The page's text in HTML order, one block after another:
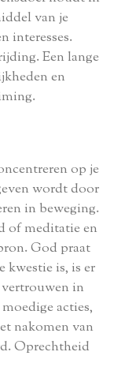
van je
interesses.
Een lange
en
op je
wordt door
in beweging.
of meditatie en
God praat
kwestie is, is er
in
acties,
nakomen van
Oprechtheid